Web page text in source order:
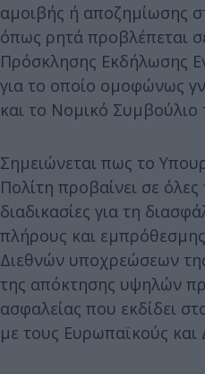
αμοιβής ή αποζημίωσης
όπως ρητά προβλέπεται
Πρόσκλησης Εκδήλωσης
για το οποίο ομοφώνως
και το Νομικό Συμβούλιο
Σημειώνεται πως το
Πολίτη προβαίνει σε όλες
διαδικασίες για τη
πλήρους και
Διεθνών υποχρεώσεων
της απόκτησης υψηλών
ασφαλείας που εκδίδει
με τους Ευρωπαϊκούς και